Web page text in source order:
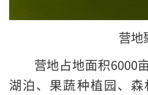
营地
营地占地面积6000
湖泊、果蔬种植园、